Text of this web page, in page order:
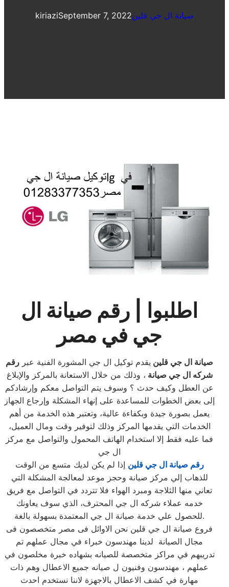
kiriaziSeptember 7, 2022صيانة ال جي قلين
اطلبوا | رقم صيانة ال
جي في مصر
صيانة ال جي قلين يقدم توكيل ال جي المشورة الفنية عبر رقم
شركه ال جي صيانة ، وذلك من خلال الاستعانة بالمركز والإبلاغ
عن العطل وكيف حدث ؟ وسوف يتم التواصل معكم وإرشادكم
إلى بعض الخطوات للمساعدة على إنهاء المشكلة وإرجاع الجهاز
يعمل بصورة جيدة وبكفاءة عالية، وتعتبر هذه الخدمة من أهم
الخدمات التي يقدمها المركز وذلك لتوفير وقت ومال العميل،
فما عليه فقط إلا استخدام الهاتف المحمول والتواصل مع مركز
ال جي
رقم صيانة ال جي قلين إذا لم يكن لديك متسع من الوقت
للذهاب إلي مركز صيانة وحجز موعد لمعالجة المشكلة التي
تعاني منها الثلاجة ومبرد الهواء فلا تتردد في التواصل مع فريق
خدمه عملاء شركه ال جي المحترف، الذي سوف يعاونك
للحصول علي خدمة صيانة ال جي المعتمدة بسهولة بالغة.
فروع صيانة ال جي قلين نحن الاوائل فى مصر متخصصون فى
مجال الصيانة لدينا مهندسون خبراء في مجال عملهم تم
تدريبهم في مراكز متخصصة للصيانه بشهاده خبرة مخلصون في
عملهم ، مهندسون وفنيون ل صيانه جميع الاعطال وهم ذات
مهارة في كشف الاعطال بالاجهزة لاننا نستخدم احدث